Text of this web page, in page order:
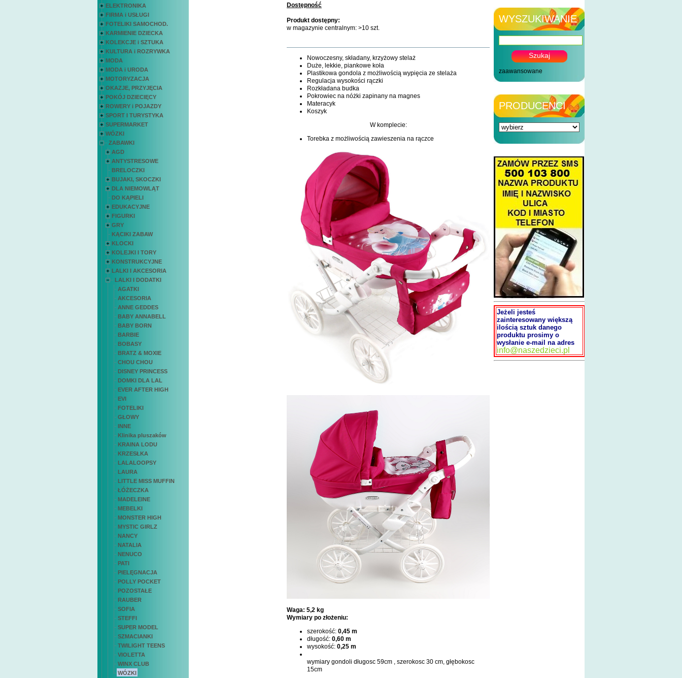
ELEKTRONIKA
FIRMA i USŁUGI
FOTELIKI SAMOCHOD.
KARMIENIE DZIECKA
KOLEKCJE i SZTUKA
KULTURA i ROZRYWKA
MODA
MODA i URODA
MOTORYZACJA
OKAZJE, PRZYJĘCIA
POKÓJ DZIECIĘCY
ROWERY i POJAZDY
SPORT I TURYSTYKA
SUPERMARKET
WÓZKI
ZABAWKI
AGD
ANTYSTRESOWE
BRELOCZKI
BUJAKI, SKOCZKI
DLA NIEMOWLĄT
DO KĄPIELI
EDUKACYJNE
FIGURKI
GRY
KĄCIKI ZABAW
KLOCKI
KOLEJKI I TORY
KONSTRUKCYJNE
LALKI I AKCESORIA
LALKI I DODATKI
AGATKI
AKCESORIA
ANNE GEDDES
BABY ANNABELL
BABY BORN
BARBIE
BOBASY
BRATZ & MOXIE
CHOU CHOU
DISNEY PRINCESS
DOMKI DLA LAL
EVER AFTER HIGH
EVI
FOTELIKI
GŁOWY
INNE
Klinika pluszaków
KRAINA LODU
KRZESŁKA
LALALOOPSY
LAURA
LITTLE MISS MUFFIN
ŁÓŻECZKA
MADELEINE
MEBELKI
MONSTER HIGH
MYSTIC GIRLZ
NANCY
NATALIA
NENUCO
PATI
PIELĘGNACJA
POLLY POCKET
POZOSTAŁE
RAUBER
SOFIA
STEFFI
SUPER MODEL
SZMACIANKI
TWILIGHT TEENS
VIOLETTA
WINX CLUB
WÓZKI
Dostępność
Produkt dostępny:
w magazynie centralnym: >10 szt.
Nowoczesny, składany, krzyżowy stelaż
Duże, lekkie, piankowe koła
Plastikowa gondola z możliwością wypięcia ze stelaża
Regulacja wysokości rączki
Rozkładana budka
Pokrowiec na nóżki zapinany na magnes
Materacyk
Koszyk
W komplecie:
Torebka z możliwością zawieszenia na rączce
Waga: 5,2 kg
Wymiary po złożeniu:
szerokość: 0,45 m
długość: 0,60 m
wysokość: 0,25 m
wymiary gondoli długosc 59cm , szerokosc 30 cm, głębokosc
15cm
WYSZUKIWANIE
zaawansowane
PRODUCENCI
Jeżeli jesteś
zainteresowany większą
ilością sztuk danego
produktu prosimy o
wysłanie e-mail na adres
info@naszedzieci.pl